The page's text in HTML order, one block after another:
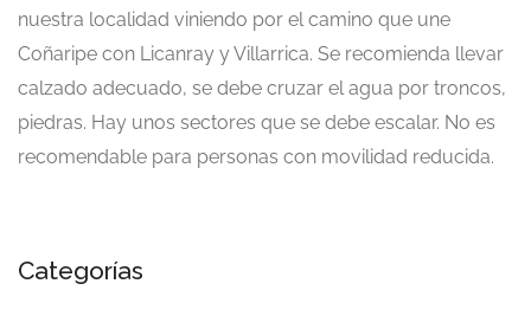
nuestra localidad viniendo por el camino que une
Coñaripe con Licanray y Villarrica. Se recomienda llevar
calzado adecuado, se debe cruzar el agua por troncos,
piedras. Hay unos sectores que se debe escalar. No es
recomendable para personas con movilidad reducida.
Categorías